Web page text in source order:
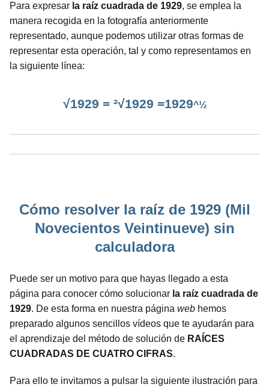
Para expresar la raíz cuadrada de 1929, se emplea la
manera recogida en la fotografía anteriormente
representado, aunque podemos utilizar otras formas de
representar esta operación, tal y como representamos en
la siguiente línea:
√1929 = ²√1929 =1929^½
Cómo resolver la raíz de 1929 (Mil
Novecientos Veintinueve) sin
calculadora
Puede ser un motivo para que hayas llegado a esta
página para conocer cómo solucionar la raíz cuadrada de
1929. De esta forma en nuestra página web hemos
preparado algunos sencillos vídeos que te ayudarán para
el aprendizaje del método de solución de RAÍCES
CUADRADAS DE CUATRO CIFRAS.
Para ello te invitamos a pulsar la siguiente ilustración para